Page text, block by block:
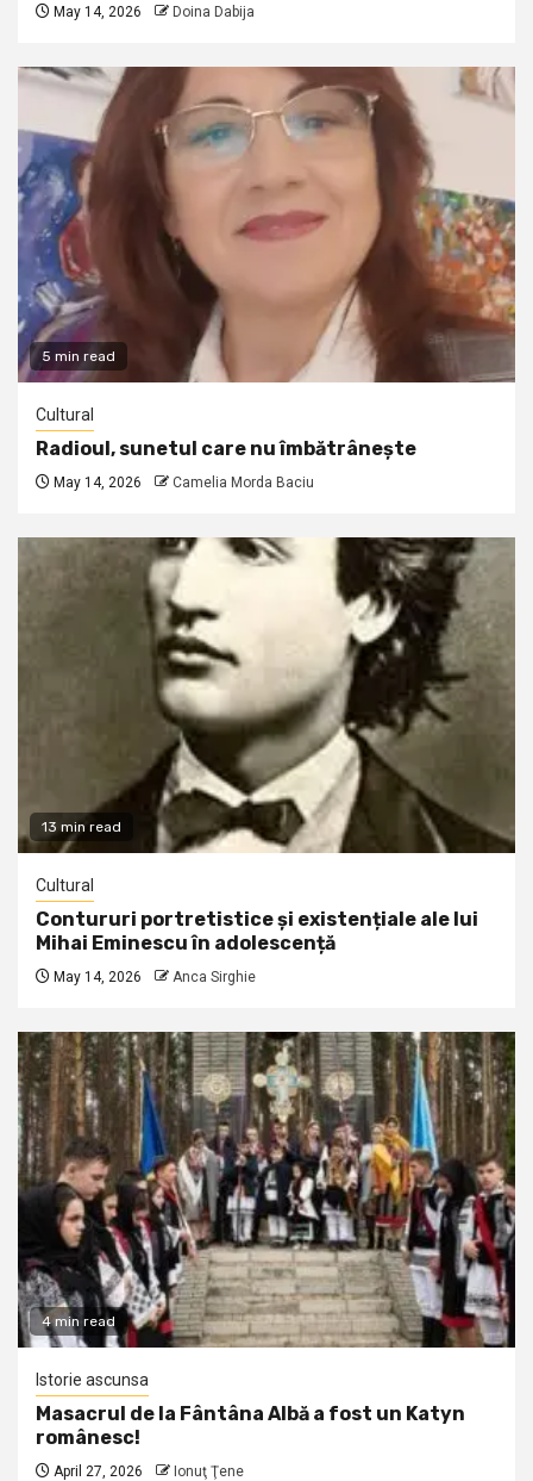
May 14, 2026 Doina Dabija
5 min read
Cultural
Radioul, sunetul care nu îmbătrânește
May 14, 2026 Camelia Morda Baciu
13 min read
Cultural
Contururi portretistice și existențiale ale lui
Mihai Eminescu în adolescență
May 14, 2026 Anca Sirghie
4 min read
Istorie ascunsa
Masacrul de la Fântâna Albă a fost un Katyn
românesc!
April 27, 2026 Ionuţ Ţene